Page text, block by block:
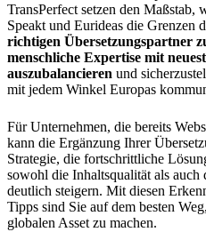
TransPerfect setzen den Maßstab,
Speakt und Eurideas die Grenzen
richtigen Übersetzungspartner
menschliche Expertise mit
auszubalancieren und
mit jedem Winkel Europas
Für Unternehmen, die bereits
kann die Ergänzung Ihrer
Strategie, die fortschrittliche
sowohl die Inhaltsqualität als
deutlich steigern. Mit diesen
Tipps sind Sie auf dem besten
globalen Asset zu machen.